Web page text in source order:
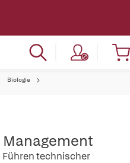
Biologie
technischer